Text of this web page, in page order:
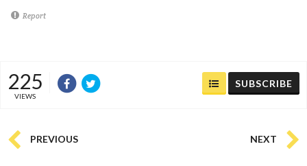
Report
225
VIEWS
SUBSCRIBE
PREVIOUS NEXT